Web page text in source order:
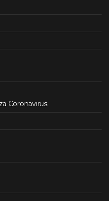
Coronavirus